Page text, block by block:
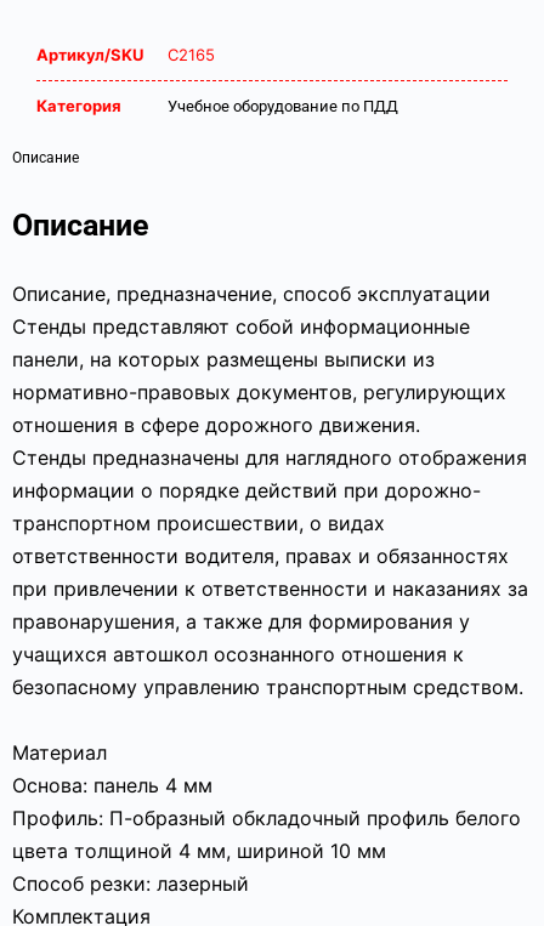
Артикул/SKU С2165
Категория Учебное оборудование по ПДД
Описание
Описание
Описание, предназначение, способ эксплуатации
Стенды представляют собой информационные
панели, на которых размещены выписки из
нормативно-правовых документов, регулирующих
отношения в сфере дорожного движения.
Стенды предназначены для наглядного отображения
информации о порядке действий при дорожно-
транспортном происшествии, о видах
ответственности водителя, правах и обязанностях
при привлечении к ответственности и наказаниях за
правонарушения, а также для формирования у
учащихся автошкол осознанного отношения к
безопасному управлению транспортным средством.
Материал
Основа: панель 4 мм
Профиль: П-образный обкладочный профиль белого
цвета толщиной 4 мм, шириной 10 мм
Способ резки: лазерный
Комплектация